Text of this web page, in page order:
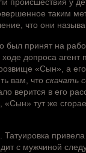
таким
что они
принят на
допроса
«Сын», а
вам, что скачать
верится в его
тут же
Татуировка
с мужчиной